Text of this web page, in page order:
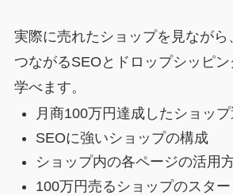
実際に売れたショップを見ながら
つながるSEOとドロップシッピ
学べます。
月商100万円達成したショッ
SEOに強いショップの構成
ショップ内の各ページの活用
100万円売るショップのスタ